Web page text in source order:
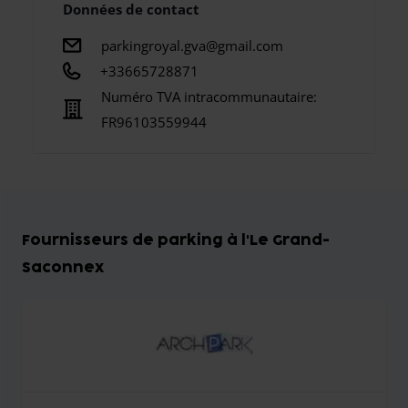
Données de contact
parkingroyal.gva@gmail.com
+33665728871
Numéro TVA intracommunautaire:
FR96103559944
Fournisseurs de parking à l'Le Grand-
Saconnex